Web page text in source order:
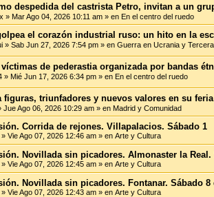
despedida del castrista Petro, invitan a un
» Mar Ago 04, 2026 10:11 am » en En el centro del ruedo
el corazón industrial ruso: un hito en la
» Sab Jun 27, 2026 7:54 pm » en Guerra en Ucrania y
víctimas de pederastia organizada por bandas
» Mié Jun 17, 2026 6:34 pm » en En el centro del ruedo
figuras, triunfadores y nuevos valores en su
Jue Ago 06, 2026 10:29 am » en Madrid y Comunidad
Corrida de rejones. Villapalacios. Sábado 1
» Vie Ago 07, 2026 12:46 am » en Arte y Cultura
Novillada sin picadores. Almonaster la Real.
» Vie Ago 07, 2026 12:45 am » en Arte y Cultura
Novillada sin picadores. Fontanar. Sábado 8
» Vie Ago 07, 2026 12:43 am » en Arte y Cultura